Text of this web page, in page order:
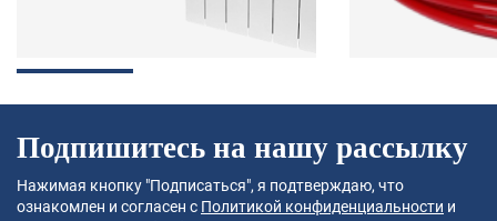
Подпишитесь на нашу рассылку
Нажимая кнопку "Подписаться", я подтверждаю, что
ознакомлен и согласен с Политикой конфиденциальности и